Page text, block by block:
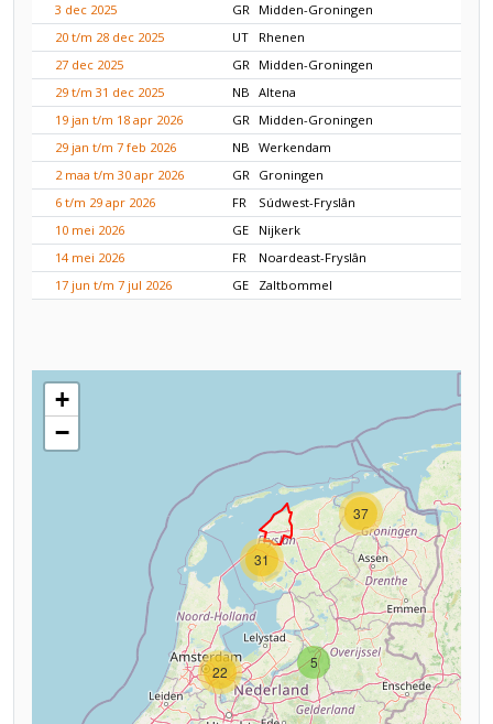
3 dec 2025
GR Midden-Groningen
20 t/m 28 dec 2025
UT
Rhenen
27 dec 2025
GR Midden-Groningen
29 t/m 31 dec 2025
NB Altena
19 jan t/m 18 apr 2026
GR Midden-Groningen
29 jan t/m 7 feb 2026
NB Werkendam
2 maa t/m 30 apr 2026
GR Groningen
6 t/m 29 apr 2026
FR
Súdwest-Fryslân
10 mei 2026
GE
Nijkerk
14 mei 2026
FR
Noardeast-Fryslân
17 jun t/m 7 jul 2026
GE Zaltbommel
37
5
22
31
+
−